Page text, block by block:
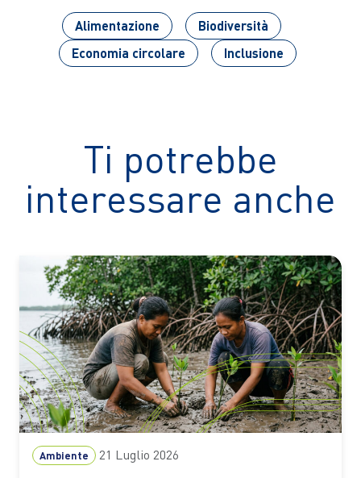
Alimentazione
Biodiversità
Economia circolare
Inclusione
Ti potrebbe
interessare anche
Ambiente 21 Luglio 2026